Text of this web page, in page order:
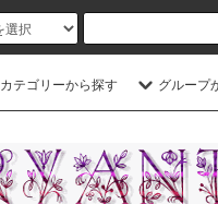
カテゴリーから探す グループ